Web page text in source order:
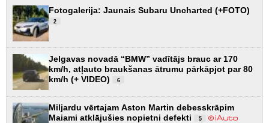
Fotogalerija: Jaunais Subaru Uncharted (+FOTO)
2
Jelgavas novadā “BMW” vadītājs brauc ar 170
km/h, atļauto braukšanas ātrumu pārkāpjot par 80
km/h (+ VIDEO)
6
Miljardu vērtajam Aston Martin debesskrāpim
Maiami atklājušies nopietni defekti
5